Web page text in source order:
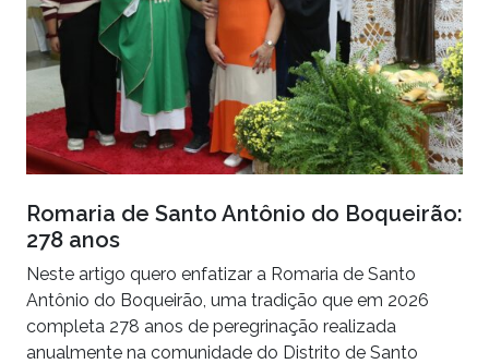
Romaria de Santo Antônio do Boqueirão:
278 anos
Neste artigo quero enfatizar a Romaria de Santo
Antônio do Boqueirão, uma tradição que em 2026
completa 278 anos de peregrinação realizada
anualmente na comunidade do Distrito de Santo